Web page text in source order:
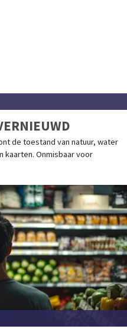
de toestand van natuur, water
kaarten. Onmisbaar voor